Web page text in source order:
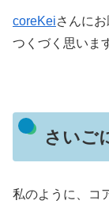
coreKeiさんに
つくづく思いま
さいご
私のように、コ